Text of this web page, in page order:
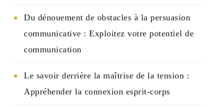
Du dénouement de obstacles à la persuasion
communicative : Exploitez votre potentiel de
communication
Le savoir derrière la maîtrise de la tension :
Appréhender la connexion esprit-corps